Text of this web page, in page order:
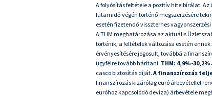
A folyósítás feltétele a pozitív hitelbírálat.
futamidő végén történő megszerzésére
esetén fizetendő visszterhes
A THM meghatározása az aktuális
történik, a feltételek változása esetén
érvényesítésére jogosult, továbbá a
ügyfélre tovább hárítani. THM: 4,9%-30,2%.
casco biztosítás díját. A finanszírozás
finanszírozás kizárólag euró árbevétellel
euróhoz kapcsolódó deviza) árbevétele